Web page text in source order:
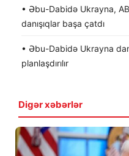
• Əbu-Dabidə Ukrayna,
danışıqlar başa çatdı
• Əbu-Dabidə Ukrayna
planlaşdırılır
Digər xəbərlər